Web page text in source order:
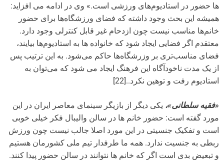
ها حضور در استادیوم‌های ورزشی است.» وی در ادامه می افزاید:
همیشه این بحث وجود داشته که فضای ورزشگاه‌ها برای حضور
خانم‌ها مناسب نیست چون ازدحام غیر قابل کنترلی وجود دارد.
معتقدم اگر فضایی ایجاد شود که خانواده ها به استادیوم‌ها بیایند،
فضای مناسب‌تری بر وزرشگاه‌ها حاکم می‌شود. به این ترتیب پس
از یک مدت ناخودآگاه این فرهنگ ایجاد می شود که می‌توان به
استادیوم رفت و توهین نکرد..[22]
«فقیه سلطانی»، یکی دیگر از بازیگر سینمای معاصر ایران در این
مورد گفته است: حضور خانم ها در سالن والیبال فکر خیلی خوبی
است و تفکیک جنسیتی در این مورد اصلا جالب نیست چون ورزش
ربطی به جنسیت ندارد. همه ما طرفدار تیم ملی کشورمان هستیم
و تبعیض بدی است اگر که خانم ها نتوانند در سالن حضور پیدا کنند.